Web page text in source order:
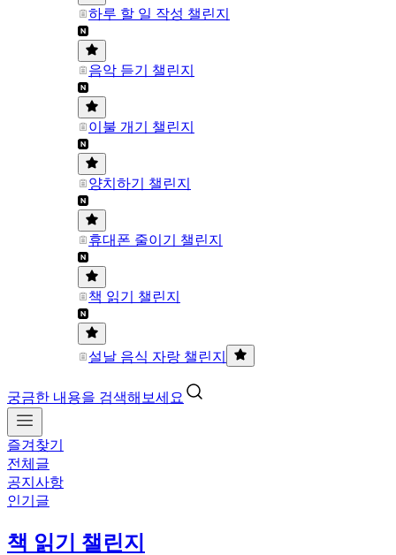
하루 할 일 작성 챌린지
음악 듣기 챌린지
이불 개기 챌린지
양치하기 챌린지
휴대폰 줄이기 챌린지
책 읽기 챌린지
설날 음식 자랑 챌린지
궁금한 내용을 검색해보세요
즐겨찾기
전체글
공지사항
인기글
책 읽기 챌린지